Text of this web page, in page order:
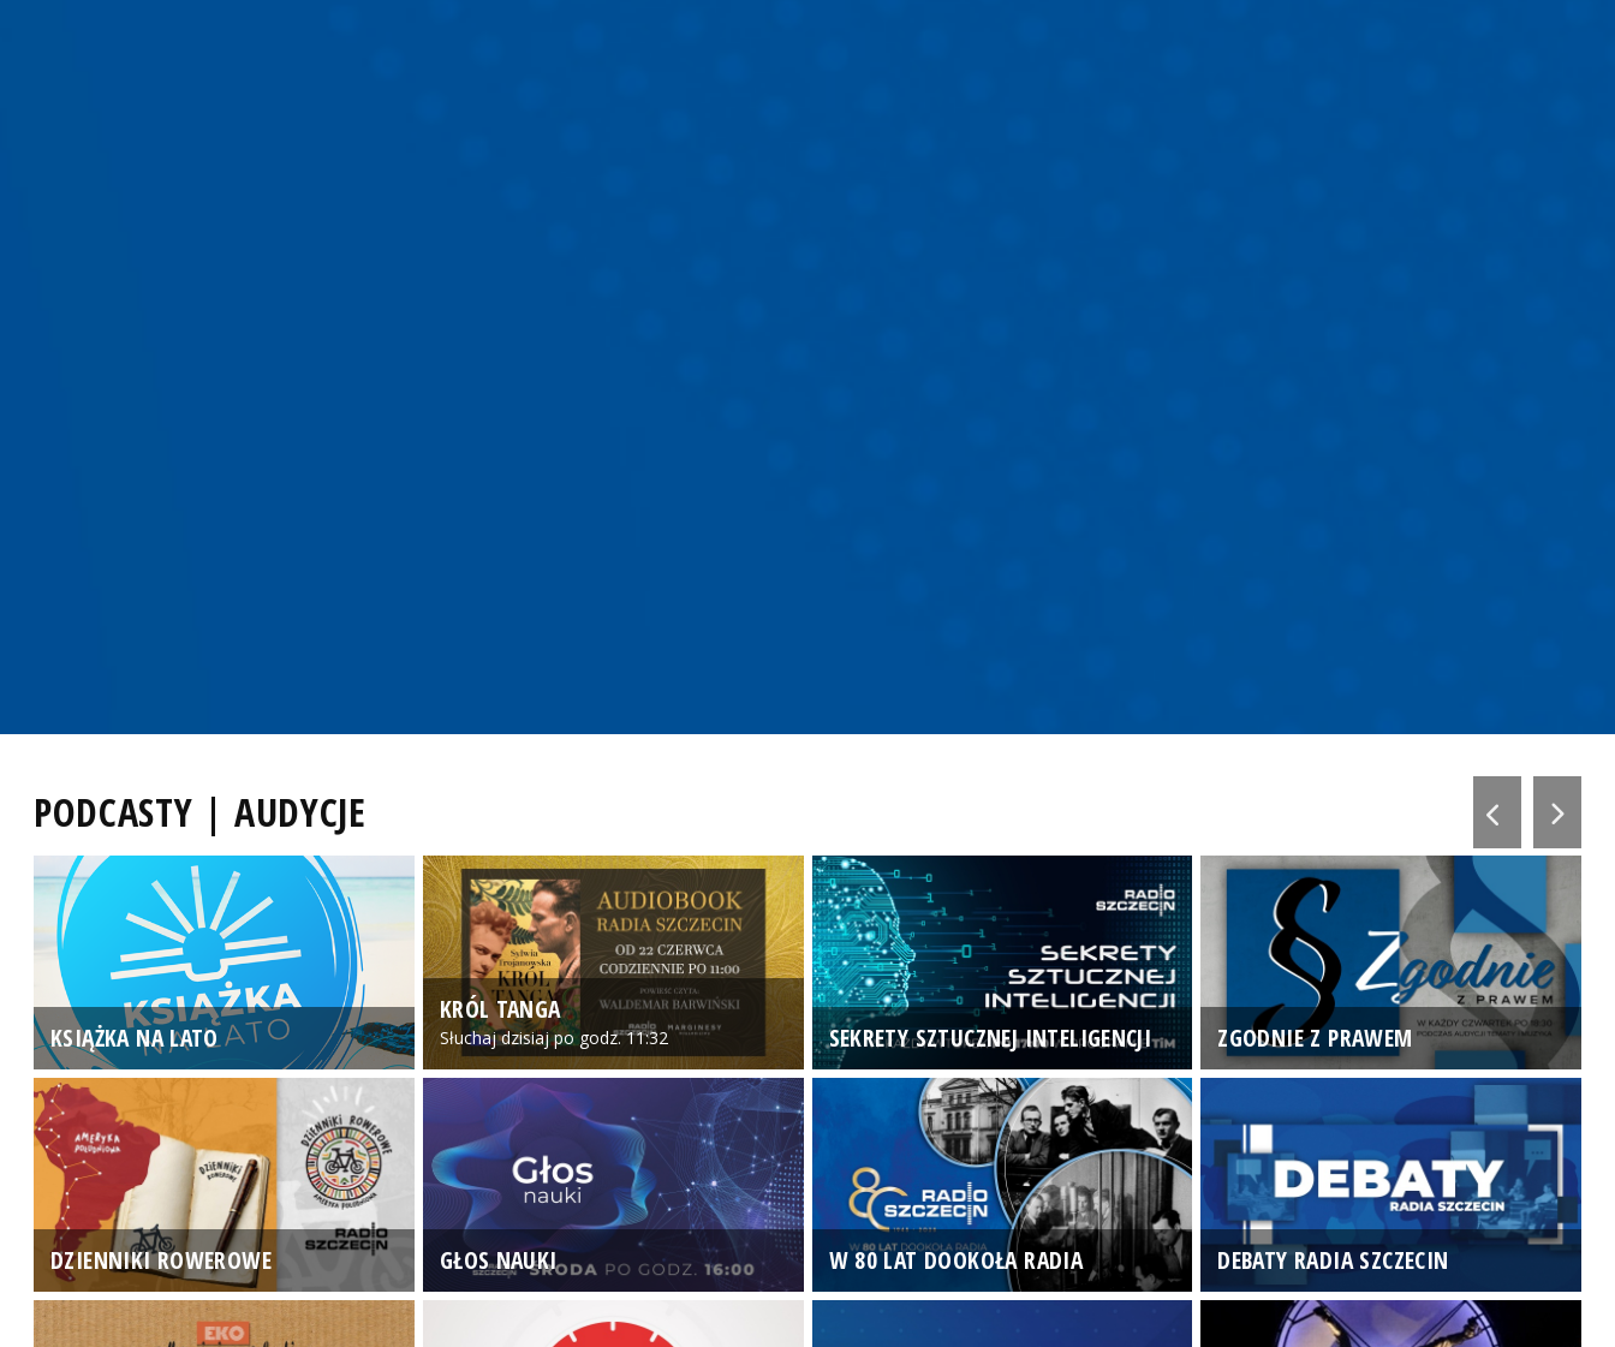
PODCASTY | AUDYCJE
KSIĄŻKA NA LATO
KRÓL TANGA
Słuchaj dzisiaj po godz. 11:32 SEKRETY SZTUCZNEJ INTELIGENCJI ZGODNIE Z PRAWEM
DZIENNIKI ROWEROWE GŁOS NAUKI W 80 LAT DOOKOŁA RADIA DEBATY RADIA SZCZECIN